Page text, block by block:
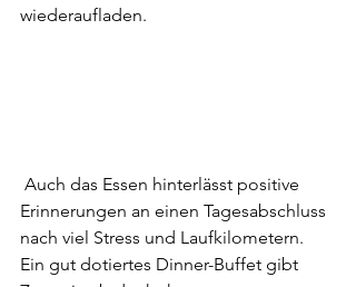
wiederaufladen.
Erinnerungen an einen Tagesabschluss
nach viel Stress und Laufkilometern.
Ein gut dotiertes Dinner-Buffet gibt